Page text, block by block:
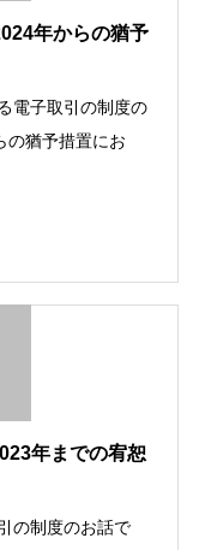
年からの猶予
電子取引の制度の
の猶予措置にお
年までの宥恕
の制度のお話で